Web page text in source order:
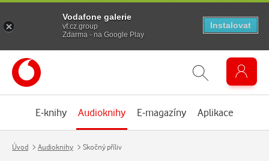
E-knihy Audioknihy E-magazíny Aplikace
Úvod Audioknihy Skočný příliv
Vodafone galerie
vf.cz.group
Zdarma - na Google Play
Instalovat